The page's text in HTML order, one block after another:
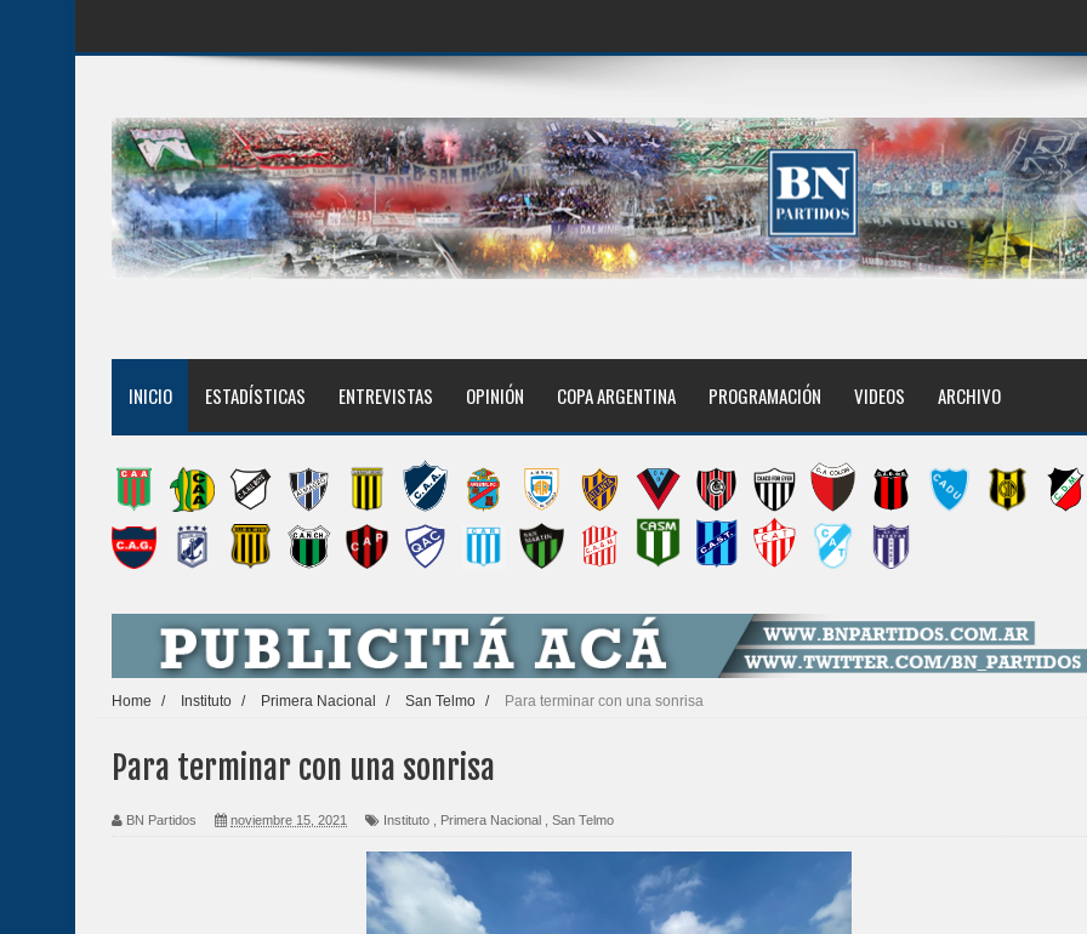
INICIO ESTADÍSTICAS ENTREVISTAS OPINIÓN COPA ARGENTINA PROGRAMACIÓN VIDEOS ARCHIVO
Home / Instituto / Primera Nacional / San Telmo / Para terminar con una sonrisa
Para terminar con una sonrisa
BN Partidos noviembre 15, 2021 Instituto Primera Nacional San Telmo